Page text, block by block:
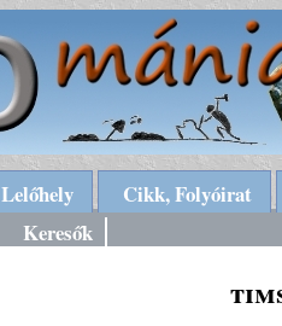
Lelőhely
Cikk, Folyóirat
Keresők